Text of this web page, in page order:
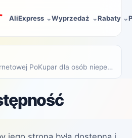
AliExpress Wyprzedaż Rabaty
Dostępność strony internetowej PoKupar dla osób niepełnosprawnych